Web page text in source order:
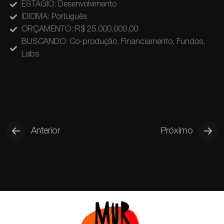
ESTÁGIO: Desenvolvimento
IDIOMA: Português
ORÇAMENTO: R$ 25.000.000,00
BUSCANDO: Co-produção, Financiamento, Fundos,
Labs
Anterior Próximo